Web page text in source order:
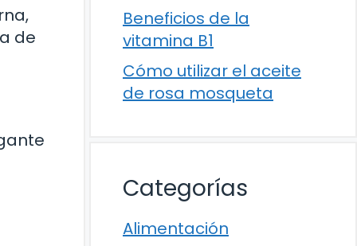
de
Beneficios de la
vitamina B1
Cómo utilizar el aceite
de rosa mosqueta
Categorías
Alimentación